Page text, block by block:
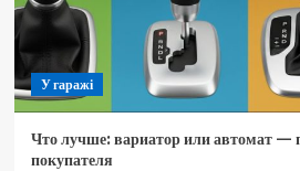
У гаражі
Что лучше: вариатор или автомат —
покупателя